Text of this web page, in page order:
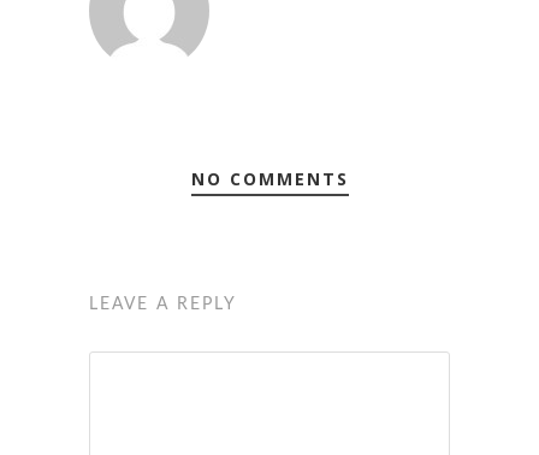
NO COMMENTS
LEAVE A REPLY